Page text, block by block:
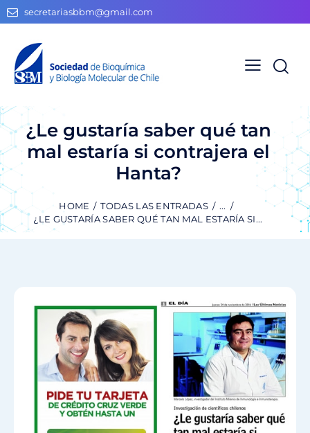
secretariasbbm@gmail.com
¿Le gustaría saber qué tan
mal estaría si contrajera el
Hanta?
HOME TODAS LAS ENTRADAS
...
¿LE GUSTARÍA SABER QUÉ TAN MAL ESTARÍA SI...